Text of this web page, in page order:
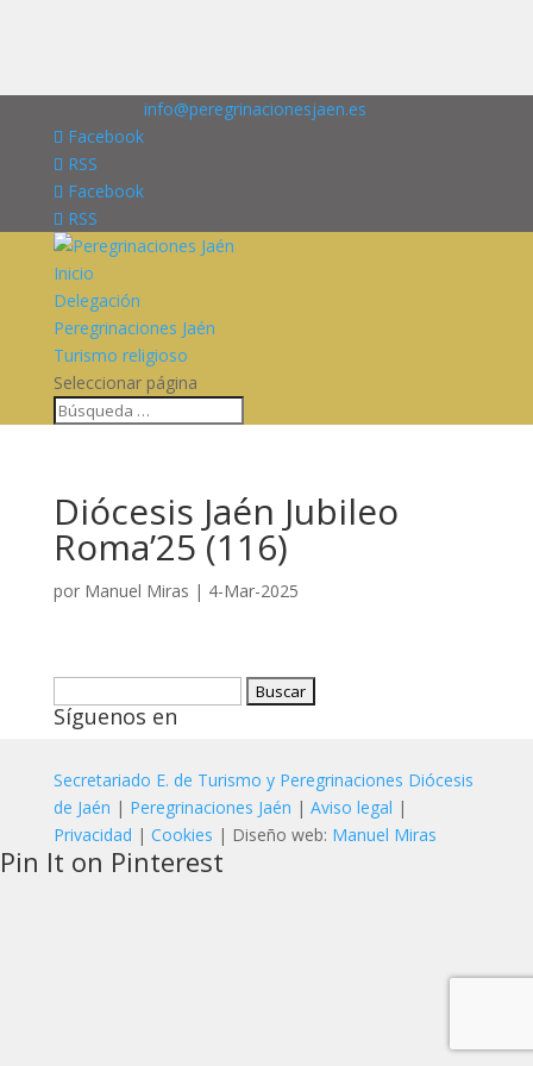
info@peregrinacionesjaen.es
Facebook
RSS
Facebook
RSS
Inicio
Delegación
Peregrinaciones Jaén
Turismo religioso
Seleccionar página
Diócesis Jaén Jubileo
Roma’25 (116)
por Manuel Miras | 4-Mar-2025
Síguenos en
Secretariado E. de Turismo y Peregrinaciones Diócesis
de Jaén | Peregrinaciones Jaén | Aviso legal |
Privacidad | Cookies | Diseño web: Manuel Miras
Pin It on Pinterest